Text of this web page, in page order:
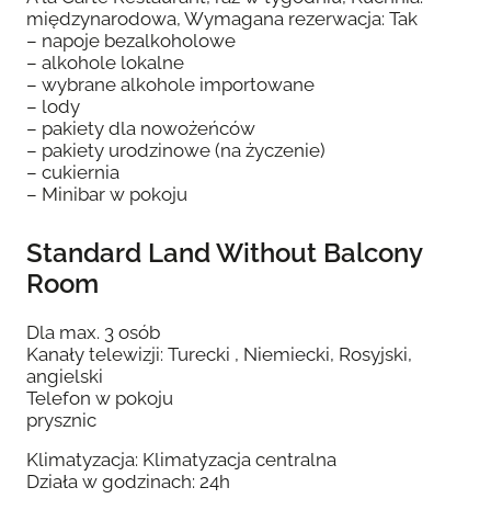
międzynarodowa, Wymagana rezerwacja: Tak
– napoje bezalkoholowe
– alkohole lokalne
– wybrane alkohole importowane
– lody
– pakiety dla nowożeńców
– pakiety urodzinowe (na życzenie)
– cukiernia
– Minibar w pokoju
Standard Land Without Balcony
Room
Dla max. 3 osób
Kanały telewizji: Turecki , Niemiecki, Rosyjski,
angielski
Telefon w pokoju
prysznic
Klimatyzacja: Klimatyzacja centralna
Działa w godzinach: 24h